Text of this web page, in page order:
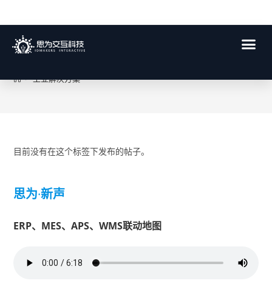
工业解决方案
> 工业解决方案
目前没有在这个标签下发布的帖子。
思为·新声
ERP、MES、APS、WMS联动地图